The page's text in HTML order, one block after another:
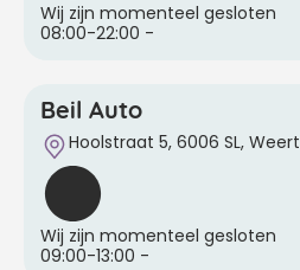
Wij zijn momenteel gesloten
08:00-22:00 -
Beil Auto
Hoolstraat 5, 6006 SL, Weert
Wij zijn momenteel gesloten
09:00-13:00 -